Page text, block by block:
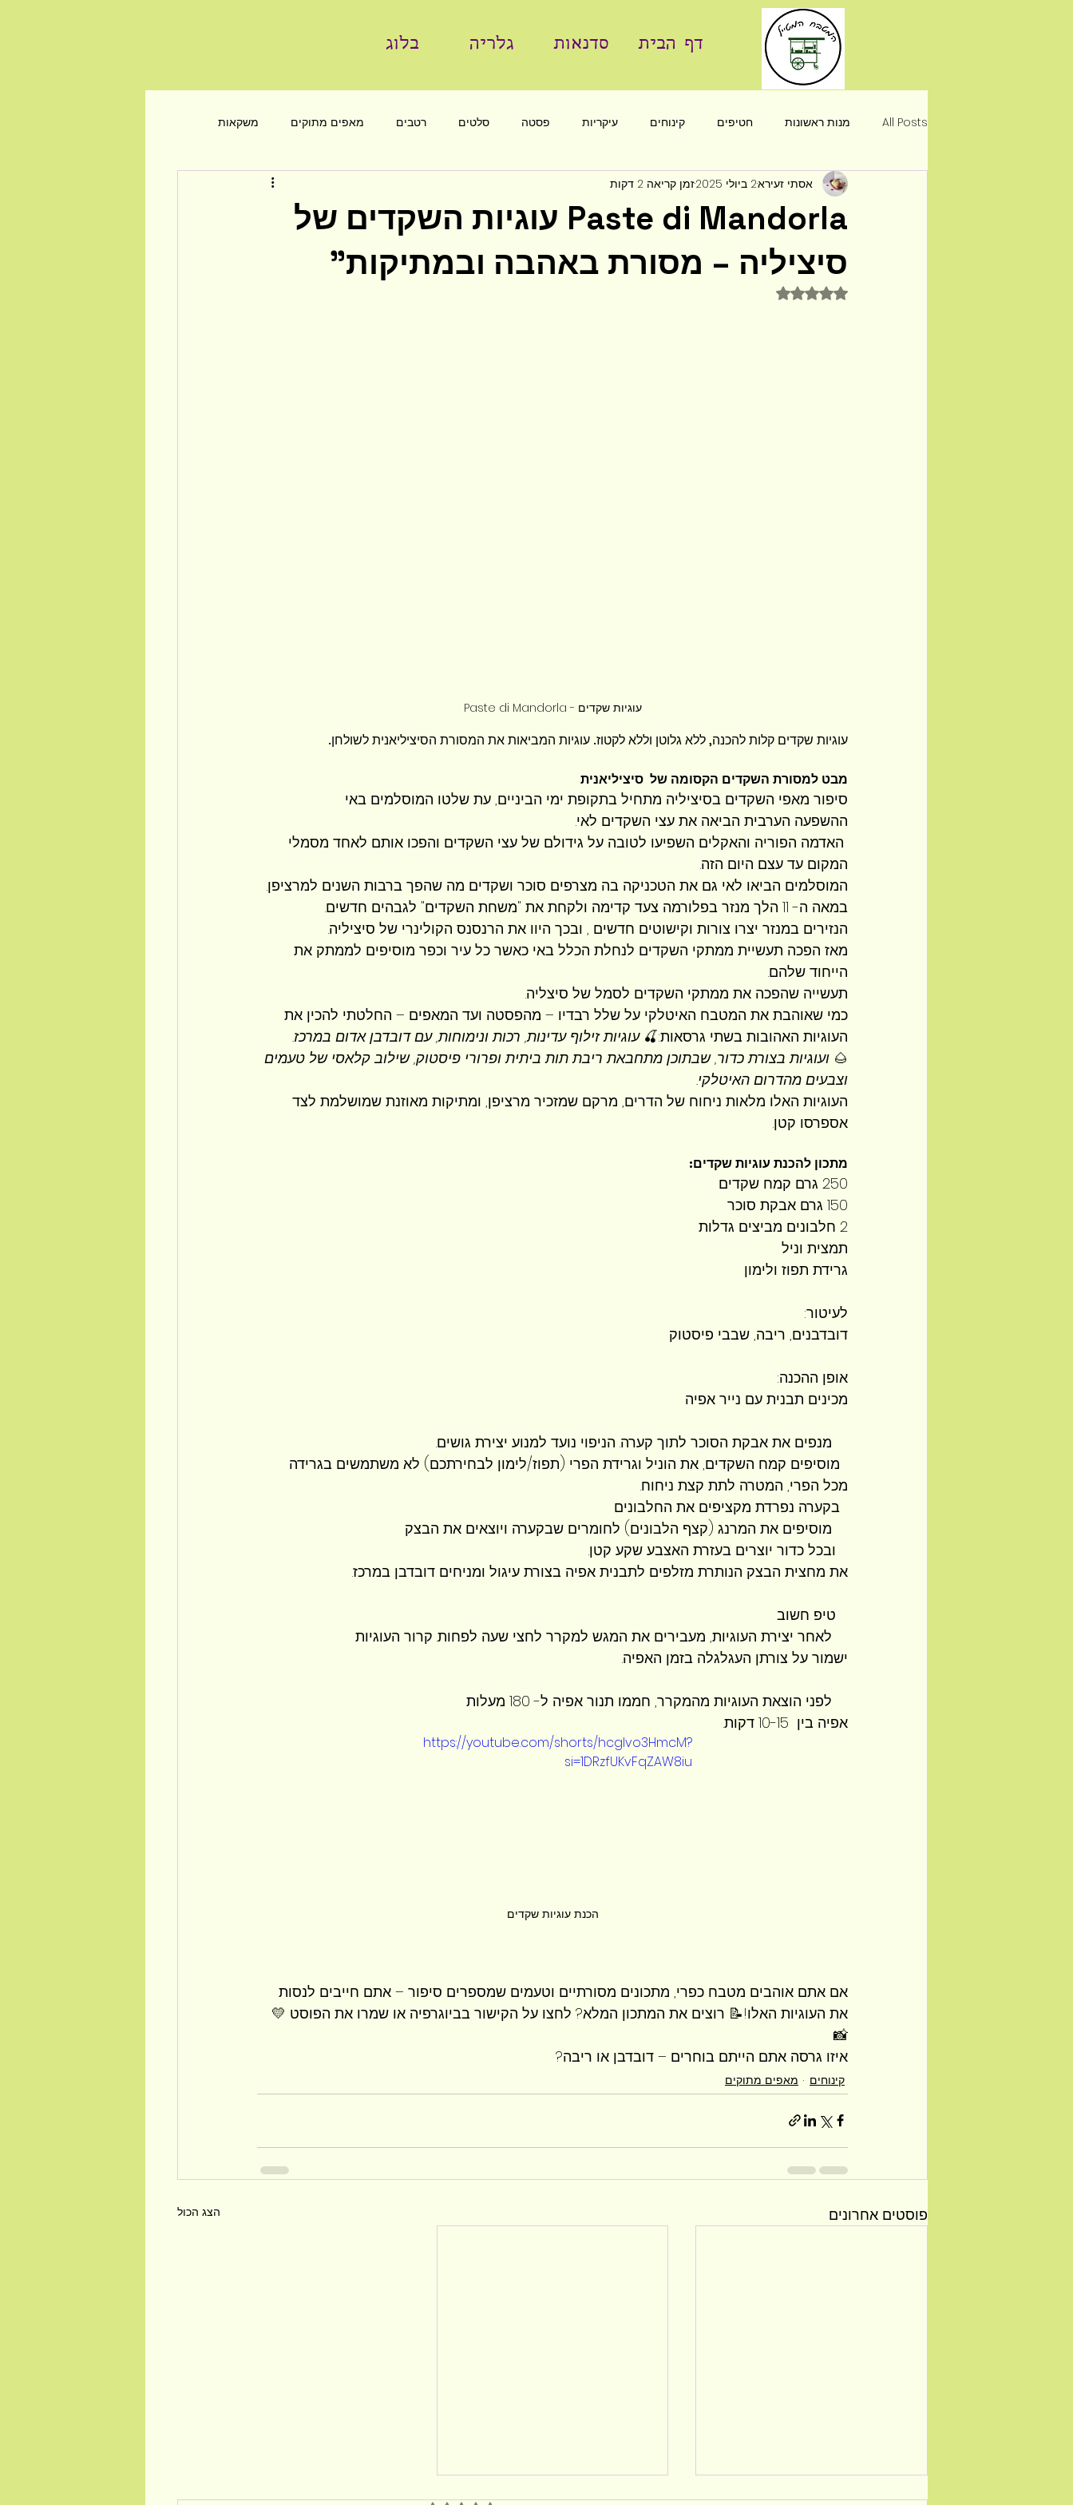
בלוג גלריה סדנאות דף הבית
All Posts מנות ראשונות חטיפים קינוחים עיקריות פסטה סלטים רטבים מאפים מתוקים משקאות
Paste di Mandorla עוגיות השקדים של
סיציליה – מסורת באהבה ובמתיקות"
אסתי זעירא2 ביולי 2025 זמן קריאה 2 דקות
דירוג של NaN מתוך 5 כוכבים
עוגיות שקדים - Paste di Mandorla
עוגיות שקדים קלות להכנה, ללא גלוטן וללא לקטוז. עוגיות המביאות את המסורת הסיציליאנית לשולחן.
מבט למסורת השקדים הקסומה של  סיציליאנית
סיפור מאפי השקדים בסיציליה מתחיל בתקופת ימי הביניים, עת שלטו המוסלמים באי
ההשפעה הערבית הביאה את עצי השקדים לאי.
האדמה הפוריה והאקלים השפיעו לטובה על גידולם של עצי השקדים והפכו אותם לאחד מסמלי
המקום עד עצם היום הזה.
המוסלמים הביאו לאי גם את הטכניקה בה מצרפים סוכר ושקדים מה שהפך ברבות השנים למרציפן.
במאה ה- 11 הלך מנזר בפלורמה צעד קדימה ולקחת את "משחת השקדים" לגבהים חדשים.
הנזירים במנזר יצרו צורות וקישוטים חדשים , ובכך היוו את הרנסנס הקולינרי של סיציליה.
מאז הפכה תעשיית ממתקי השקדים לנחלת הכלל באי כאשר כל עיר וכפר מוסיפים לממתק את
הייחוד שלהם.
תעשייה שהפכה את ממתקי השקדים לסמל של סיצליה.
כמי שאוהבת את המטבח האיטלקי על שלל רבדיו – מהפסטה ועד המאפים – החלטתי להכין את
העוגיות האהובות בשתי גרסאות:🍒 עוגיות זילוף עדינות, רכות ונימוחות, עם דובדבן אדום במרכז.
🌰 ועוגיות בצורת כדור, שבתוכן מתחבאת ריבת תות ביתית ופרורי פיסטוק, שילוב קלאסי של טעמים
וצבעים מהדרום האיטלקי.
העוגיות האלו מלאות ניחוח של הדרים, מרקם שמזכיר מרציפן, ומתיקות מאוזנת שמושלמת לצד
אספרסו קטן.
מתכון להכנת עוגיות שקדים:
250 גרם קמח שקדים
150 גרם אבקת סוכר
2 חלבונים מביצים גדלות
תמצית וניל
גרידת תפוז ולימון
לעיטור:
דובדבנים, ריבה, שבבי פיסטוק
אופן ההכנה:
מכינים תבנית עם נייר אפיה
מנפים את אבקת הסוכר לתוך קערה. הניפוי נועד למנוע יצירת גושים.
מוסיפים קמח השקדים, את הוניל וגרידת הפרי (תפוז/לימון לבחירתכם) לא משתמשים בגרידה
מכל הפרי, המטרה לתת קצת ניחוח.
בקערה נפרדת מקציפים את החלבונים
מוסיפים את המרנג (קצף הלבונים) לחומרים שבקערה ויוצאים את הבצק
ובכל כדור יוצרים בעזרת האצבע שקע קטן.
את מחצית הבצק הנותרת מזלפים לתבנית אפיה בצורת עיגול ומניחים דובדבן במרכז.
טיפ חשוב
לאחר יצירת העוגיות, מעבירים את המגש למקרר לחצי שעה לפחות. קרור העוגיות
ישמור על צורתן העגלגלה בזמן האפיה.
לפני הוצאת העוגיות מהמקרר, חממו תנור אפיה ל- 180 מעלות
אפיה בין  10-15 דקות.
https://youtube.com/shorts/hcglvo3HmcM?
si=1DRzfUKvFqZAW8iu
הכנת עוגיות שקדים
אם אתם אוהבים מטבח כפרי, מתכונים מסורתיים וטעמים שמספרים סיפור – אתם חייבים לנסות
את העוגיות האלו!📝 רוצים את המתכון המלא? לחצו על הקישור בביוגרפיה או שמרו את הפוסט 💛
📸
איזו גרסה אתם הייתם בוחרים – דובדבן או ריבה?
קינוחים מאפים מתוקים
פוסטים אחרונים הצג הכול